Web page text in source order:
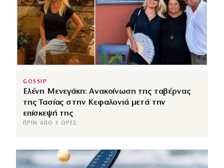
GOSSIP
Ελένη Μενεγάκη: Ανακοίνωση της ταβέρνας
της Τασίας στην Κεφαλονιά μετά την
επίσκεψή της
ΠΡΙΝ ΑΠΌ 3 ΏΡΕΣ